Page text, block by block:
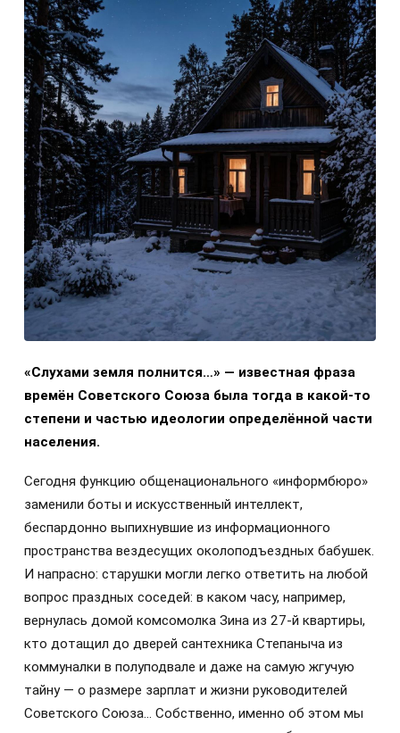
«Слухами земля полнится…» — известная фраза
времён Советского Союза была тогда в какой-то
степени и частью идеологии определённой части
населения.
Сегодня функцию общенационального «информбюро»
заменили боты и искусственный интеллект,
беспардонно выпихнувшие из информационного
пространства вездесущих околоподъездных бабушек.
И напрасно: старушки могли легко ответить на любой
вопрос праздных соседей: в каком часу, например,
вернулась домой комсомолка Зина из 27-й квартиры,
кто дотащил до дверей сантехника Степаныча из
коммуналки в полуподвале и даже на самую жгучую
тайну — о размере зарплат и жизни руководителей
Советского Союза… Собственно, именно об этом мы